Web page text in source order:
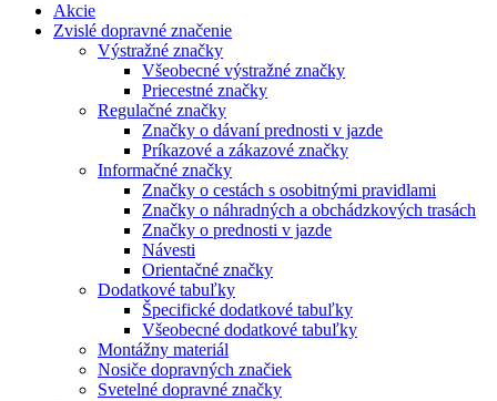
Akcie
Zvislé dopravné značenie
Výstražné značky
Všeobecné výstražné značky
Priecestné značky
Regulačné značky
Značky o dávaní prednosti v jazde
Príkazové a zákazové značky
Informačné značky
Značky o cestách s osobitnými pravidlami
Značky o náhradných a obchádzkových trasách
Značky o prednosti v jazde
Návesti
Orientačné značky
Dodatkové tabuľky
Špecifické dodatkové tabuľky
Všeobecné dodatkové tabuľky
Montážny materiál
Nosiče dopravných značiek
Svetelné dopravné značky